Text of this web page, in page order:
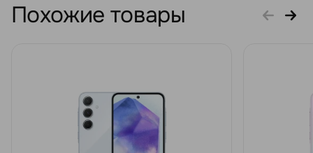
Похожие товары